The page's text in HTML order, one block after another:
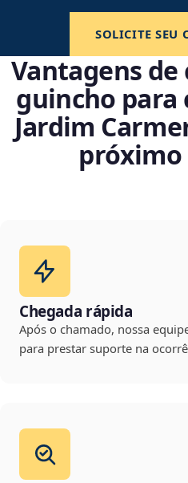
SOLICITE SEU
Vantagens
guincho para
Jardim
próximo
Chegada rápida
Após o chamado, nossa
para prestar suporte na